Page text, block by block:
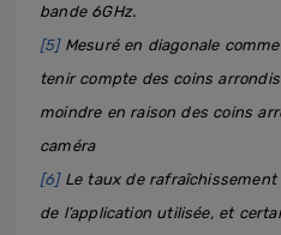
bande 6GHz.
[5] Mesuré en diagonale
tenir compte des coins
moindre en raison des coins
caméra
[6] Le taux de rafraîchissement
de l’application utilisée, et